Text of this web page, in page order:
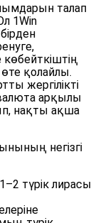
талап
1Win
өте қолайлы.
жергілікті
арқылы
нақты ақша
негізгі
түрік лирасы